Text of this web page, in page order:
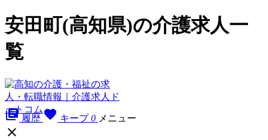
安田町(高知県)の介護求人一
覧
library_books 履歴 favorite キープ 0 メニュー
